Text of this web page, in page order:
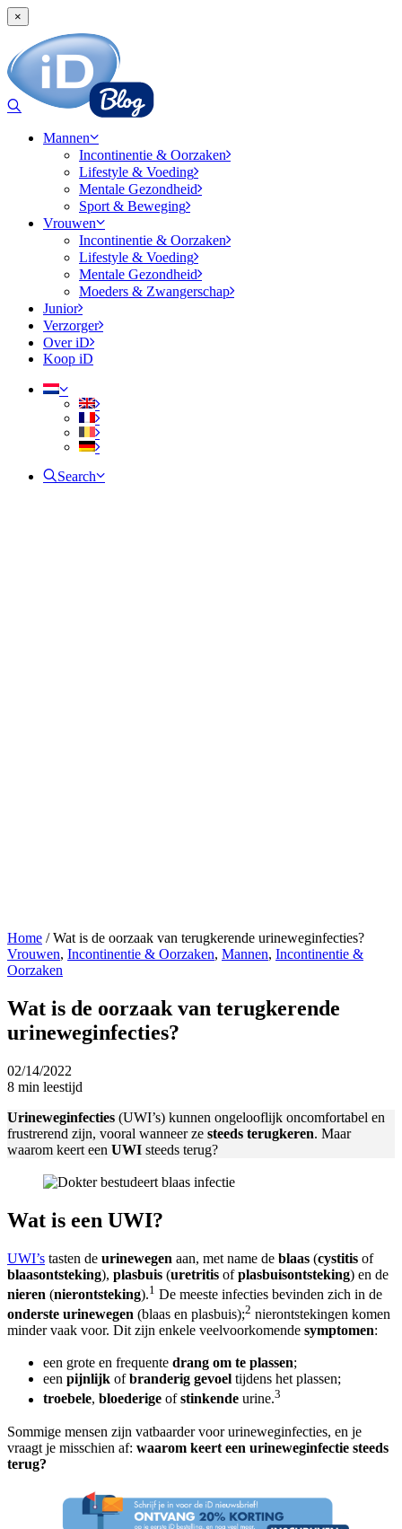
×
Mannen
Incontinentie & Oorzaken
Lifestyle & Voeding
Mentale Gezondheid
Sport & Beweging
Vrouwen
Incontinentie & Oorzaken
Lifestyle & Voeding
Mentale Gezondheid
Moeders & Zwangerschap
Junior
Verzorger
Over iD
Koop iD
Search
Home /Wat is de oorzaak van terugkerende urineweginfecties?
Vrouwen, Incontinentie & Oorzaken, Mannen, Incontinentie &
Oorzaken
Wat is de oorzaak van terugkerende
urineweginfecties?
02/14/2022
8 min leestijd
Urineweginfecties (UWI’s) kunnen ongelooflijk oncomfortabel en
frustrerend zijn, vooral wanneer ze steeds terugkeren. Maar
waarom keert een UWI steeds terug?
Wat is een UWI?
UWI’s tasten de urinewegen aan, met name de blaas (cystitis of
blaasontsteking), plasbuis (uretritis ofplasbuisontsteking) en de
nieren (nierontsteking).1 De meeste infecties bevinden zich in de
onderste urinewegen (blaas en plasbuis);2 nierontstekingen komen
minder vaak voor. Dit zijn enkele veelvoorkomende symptomen:
een grote en frequente drang om te plassen;
een pijnlijk ofbranderig gevoel tijdens het plassen;
troebele, bloederige ofstinkende urine.3
Sommige mensen zijn vatbaarder voor urineweginfecties, en je
vraagt je misschien af: waarom keert een urineweginfectie steeds
terug?